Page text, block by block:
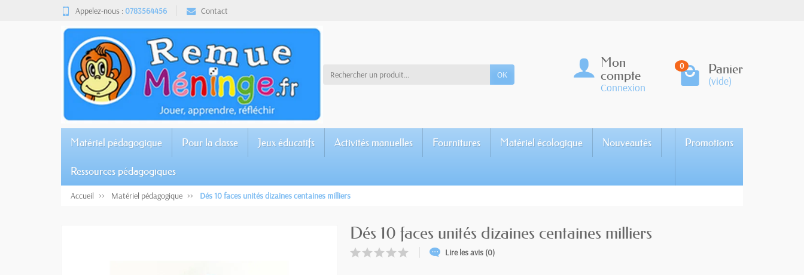
Appelez-nous : 0783564456 Contact
OK
Mon
compte
Connexion
0 Panier
(vide)
Matériel pédagogique Pour la classe Jeux éducatifs Activités manuelles Fournitures Matériel écologique Nouveautés
Ressources pédagogiques
Promotions
Accueil Matériel pédagogique Dés 10 faces unités dizaines centaines milliers
Dés 10 faces unités dizaines centaines milliers
Lire les avis (0)